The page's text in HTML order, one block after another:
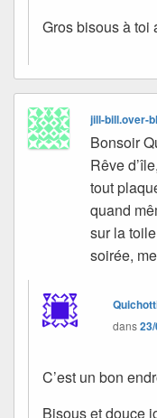
Gros bisous à toi
jill-bill.over-
Bonsoir
Rêve
tout
quand
sur la
soirée,
dans
C’est un bon
Bisous et douce